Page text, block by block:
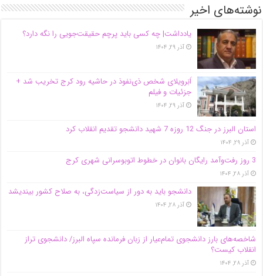
نوشته‌های اخیر
یادداشت| ‌چه کسی باید پرچم حقیقت‌جویی را نگه دارد؟
آذر ۲۹, ۱۴۰۴
اَبَر‌ویلای شخص ذی‌نفوذ در حاشیه‌ رود کرج تخریب شد +
جزئیات و فیلم
آذر ۲۹, ۱۴۰۴
استان البرز در جنگ 12 روزه 7 شهید دانشجو تقدیم انقلاب کرد
آذر ۲۹, ۱۴۰۴
3 روز رفت‌وآمد رایگان بانوان در خطوط اتوبوسرانی شهری کرج
آذر ۲۸, ۱۴۰۴
دانشجو باید به دور از سیاست‌زدگی، به صلاح کشور بیندیشد
آذر ۲۸, ۱۴۰۴
شاخصه‌های بارز دانشجوی تمام‌عیار از زبان فرمانده سپاه البرز/ دانشجوی تراز
انقلاب کیست؟
آذر ۲۸, ۱۴۰۴